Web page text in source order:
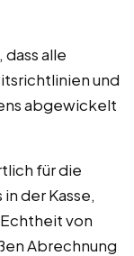
alle
und
abgewickelt
für die
der Kasse,
von
Abrechnung